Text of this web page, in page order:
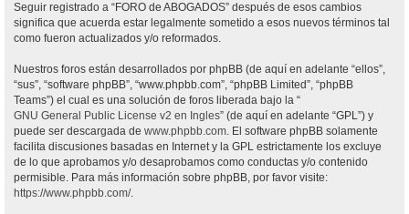
Seguir registrado a “FORO de ABOGADOS” después de esos cambios
significa que acuerda estar legalmente sometido a esos nuevos términos tal
como fueron actualizados y/o reformados.
Nuestros foros están desarrollados por phpBB (de aquí en adelante “ellos”,
“sus”, “software phpBB”, “www.phpbb.com”, “phpBB Limited”, “phpBB
Teams”) el cual es una solución de foros liberada bajo la “
GNU General Public License v2 en Ingles” (de aquí en adelante “GPL”) y
puede ser descargada de www.phpbb.com. El software phpBB solamente
facilita discusiones basadas en Internet y la GPL estrictamente los excluye
de lo que aprobamos y/o desaprobamos como conductas y/o contenido
permisible. Para más información sobre phpBB, por favor visite:
https://www.phpbb.com/.